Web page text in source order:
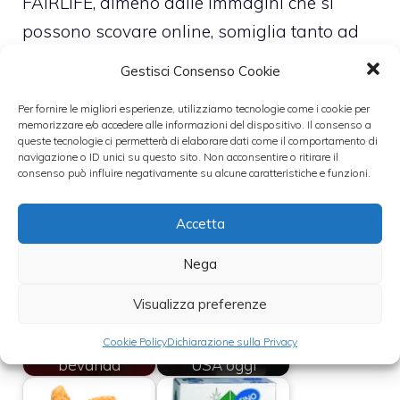
Gestisci Consenso Cookie
Per fornire le migliori esperienze, utilizziamo tecnologie come i cookie per
memorizzare e/o accedere alle informazioni del dispositivo. Il consenso a
queste tecnologie ci permetterà di elaborare dati come il comportamento di
navigazione o ID unici su questo sito. Non acconsentire o ritirare il
consenso può influire negativamente su alcune caratteristiche e funzioni.
Accetta
Nega
Visualizza preferenze
Cookie PolicyDichiarazione sulla Privacy
possono scovare online, somiglia tanto ad
un prodotto genuino, sano, ricco di elementi
possono essere tracciati sulla base della
fattorie di provenienza e dei produttori
utilizzati.
La bottiglia della
ricette con questa
bevanda
Doppia tendenza
vino tra Italia ed
USA oggi